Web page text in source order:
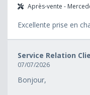
Après-vente -
Excellente prise en
Service Relation
07/07/2026
Bonjour,